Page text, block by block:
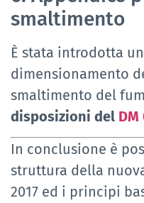
smaltimento
È stata introdotta
dimensionamento
smaltimento del
disposizioni del
In conclusione è
struttura della
2017 ed i principi